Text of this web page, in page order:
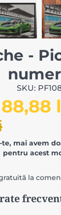
-
SKU:
88,88
te, mai avem
pentru acest
la